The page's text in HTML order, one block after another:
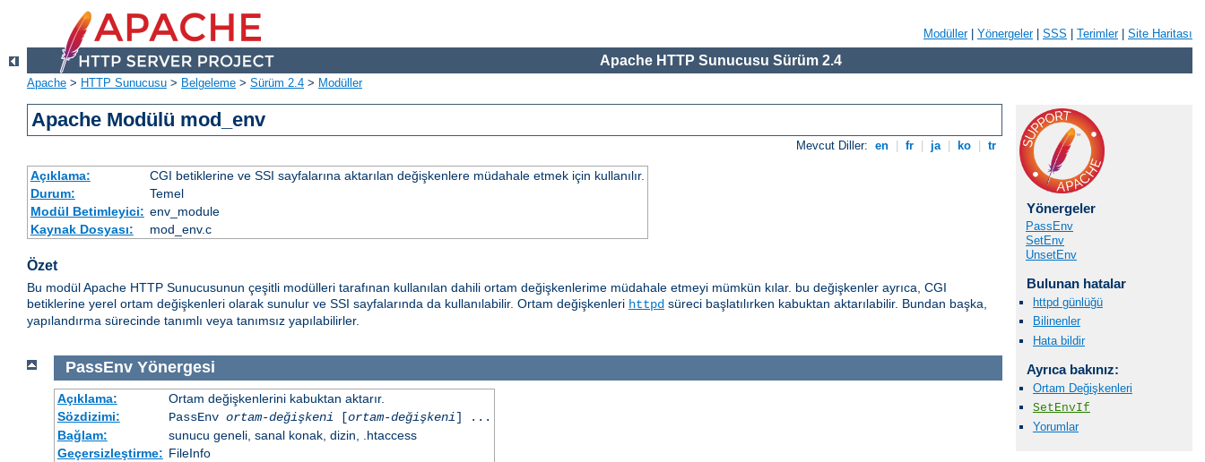
Modüller| Yönergeler| SSS Terimler| Site Haritası
Apache HTTP Sunucusu Sürüm 2.4
Apache > HTTP Sunucusu > Belgeleme > Sürüm 2.4 > Modüller
Apache Modülü mod_env
Mevcut Diller: en fr ja ko tr
Açıklama:
CGI betiklerine ve SSI sayfalarına aktarılan değişkenlere müdahale etmek için kullanılır.
Durum:
Temel
Modül Betimleyici: env_module
Kaynak Dosyası:
mod_env.c
Özet
Bu modül Apache HTTP Sunucusunun çeşitli modülleri tarafınan kullanılan dahili ortam değişkenlerime müdahale etmeyi mümkün kılar. bu değişkenler ayrıca, CGI
betiklerine yerel ortam değişkenleri olarak sunulur ve SSI sayfalarında da kullanılabilir. Ortam değişkenleri httpd süreci başlatılırken kabuktan aktarılabilir. Bundan başka,
yapılandırma sürecinde tanımlı veya tanımsız yapılabilirler.
Yönergeler
PassEnv
SetEnv
UnsetEnv
Bulunan hatalar
httpd günlüğü
Bilinenler
Hata bildir
Ayrıca bakınız:
Ortam Değişkenleri
SetEnvIf
Yorumlar
PassEnv Yönergesi
Açıklama:
Ortam değişkenlerini kabuktan aktarır.
Sözdizimi:
PassEnv ortam-değişkeni [ortam-değişkeni] ...
Bağlam:
sunucu geneli, sanal konak, dizin, .htaccess
Geçersizleştirme: FileInfo